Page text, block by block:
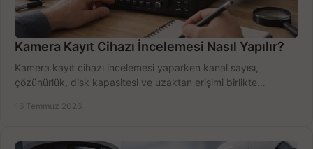
Kamera Kayıt Cihazı İncelemesi Nasıl Yapılır?
Kamera kayıt cihazı incelemesi yaparken kanal sayısı,
çözünürlük, disk kapasitesi ve uzaktan erişimi birlikte
16 Temmuz 2026